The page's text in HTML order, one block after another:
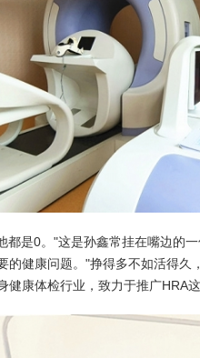
都是0。"这是孙鑫常挂在嘴边的
的健康问题。"挣得多不如活得
健康体检行业，致力于推广HRA